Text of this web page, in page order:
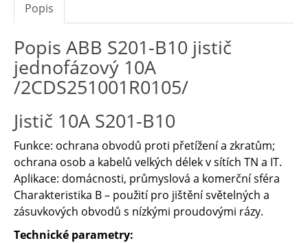
Popis
Popis ABB S201-B10 jistič
jednofázový 10A
/2CDS251001R0105/
Jistič 10A S201-B10
Funkce: ochrana obvodů proti přetížení a zkratům;
ochrana osob a kabelů velkých délek v sítích TN a IT.
Aplikace: domácnosti, průmyslová a komerční sféra
Charakteristika B – použití pro jištění světelných a
zásuvkových obvodů s nízkými proudovými rázy.
Technické parametry: